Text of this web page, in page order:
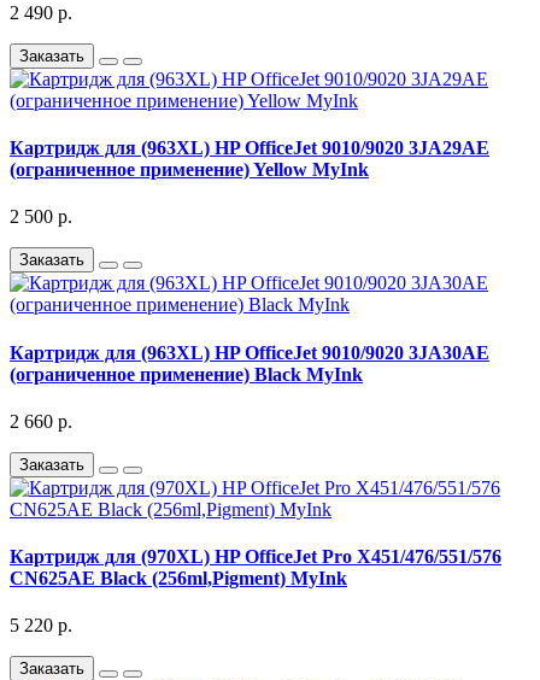
2 490 р.
Заказать
Картридж для (963XL) HP OfficeJet 9010/9020 3JA29AE
(ограниченное применение) Yellow MyInk
2 500 р.
Заказать
Картридж для (963XL) HP OfficeJet 9010/9020 3JA30AE
(ограниченное применение) Black MyInk
2 660 р.
Заказать
Картридж для (970XL) HP OfficeJet Pro X451/476/551/576
CN625AE Black (256ml,Pigment) MyInk
5 220 р.
Заказать